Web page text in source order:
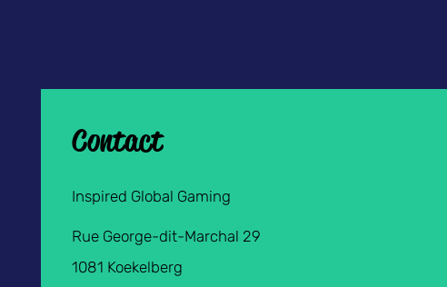
Contact
Inspired Global Gaming
Rue George-dit-Marchal 29
1081 Koekelberg